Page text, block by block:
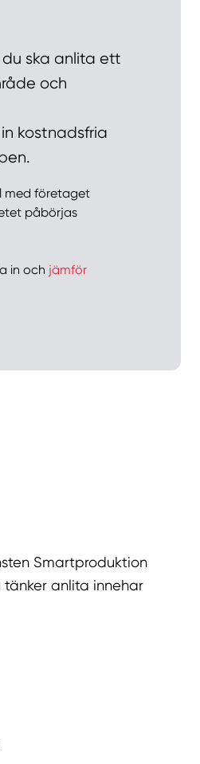
ska anlita ett
och
kostnadsfria
med företaget
påbörjas
in och jämför
Smartproduktion
anlita innehar